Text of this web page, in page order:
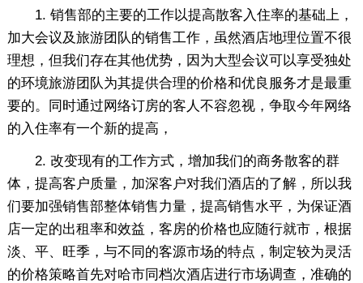
1. 销售部的主要的工作以提高散客入住率的基础上，
加大会议及旅游团队的销售工作，虽然酒店地理位置不很
理想，但我们存在其他优势，因为大型会议可以享受独处
的环境旅游团队为其提供合理的价格和优良服务才是最重
要的。同时通过网络订房的客人不容忽视，争取今年网络
的入住率有一个新的提高，
2. 改变现有的工作方式，增加我们的商务散客的群
体，提高客户质量，加深客户对我们酒店的了解，所以我
们要加强销售部整体销售力量，提高销售水平，为保证酒
店一定的出租率和效益，客房的价格也应随行就市，根据
淡、平、旺季，与不同的客源市场的特点，制定较为灵活
的价格策略首先对哈市同档次酒店进行市场调查，准确的